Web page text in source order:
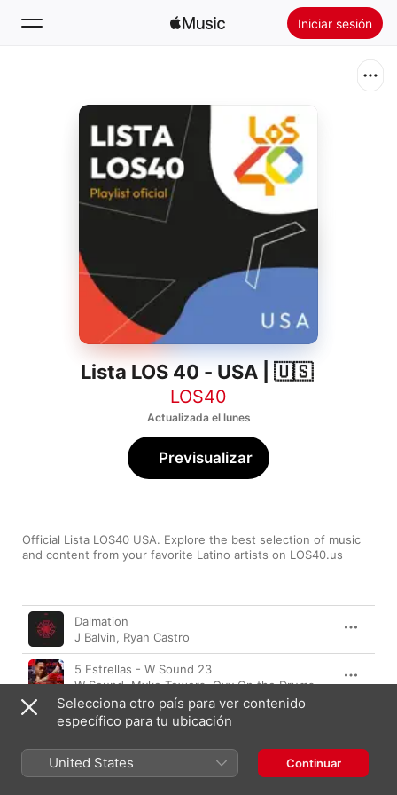
Iniciar sesión
Novedades
Radio
Instalar Apple Music
Lista LOS 40 - USA | 🇺🇸
LOS40
Actualizada el lunes
Official Lista LOS40 USA. Explore the best selection of music
and content from your favorite Latino artists on LOS40.us
Previsualizar
Canción Duración
Dalmation
J Balvin, Ryan Castro
5 Estrellas - W Sound 23
W Sound,Myke Towers,Ovy On the Drums
Gata Oficial
,
CULE POCO (sirena_besarico_costeña)
ARIA VEGA
Selecciona otro país para ver contenido
específico para tu ubicación
United States Continuar